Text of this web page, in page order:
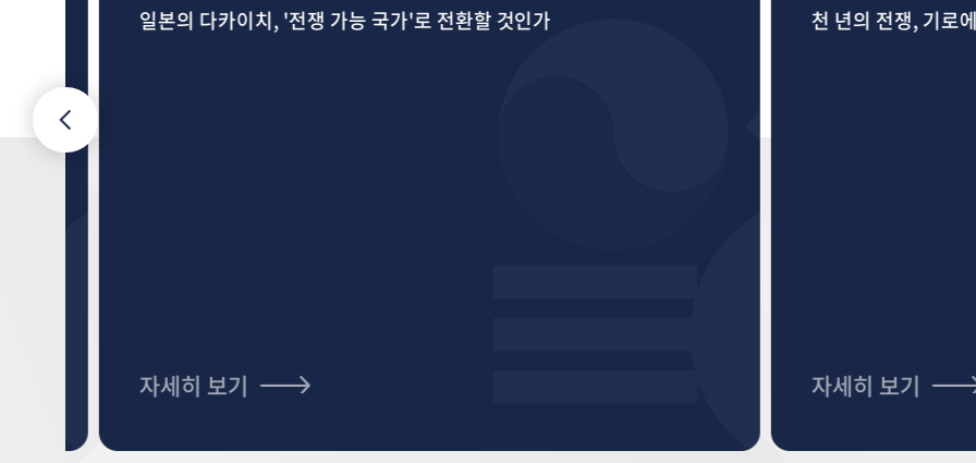
일본의 다카이치, '전쟁 가능 국가'로 전환할 것인가
자세히 보기
천 년의 전쟁, 기로에 선
자세히 보기